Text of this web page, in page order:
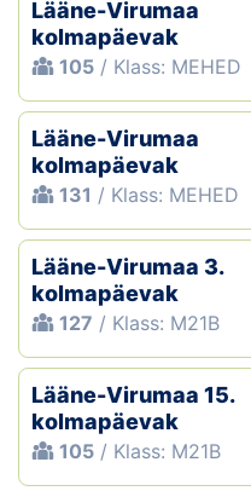
Lääne-Virumaa
kolmapäevak
105 / Klass: MEHED
Lääne-Virumaa
kolmapäevak
131 / Klass: MEHED
Lääne-Virumaa 3.
kolmapäevak
127 / Klass: M21B
Lääne-Virumaa 15.
kolmapäevak
105 / Klass: M21B